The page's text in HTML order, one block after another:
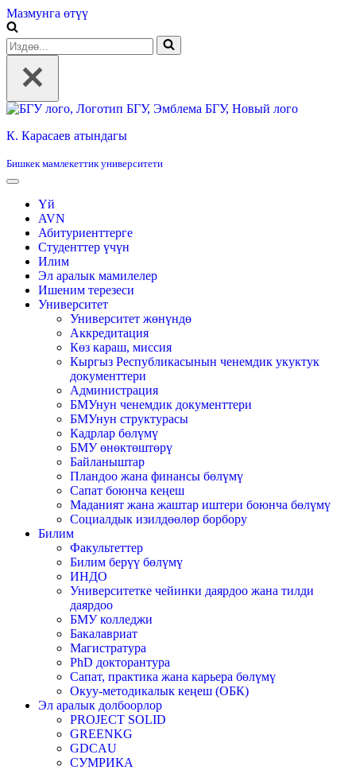
Мазмунга өтүү
Издөө...
К. Карасаев атындагы
Бишкек мамлекеттик университети
Үй
AVN
Абитуриенттерге
Студенттер үчүн
Илим
Эл аралык мамилелер
Ишеним терезеси
Университет
Университет жөнүндө
Аккредитация
Көз караш, миссия
Кыргыз Республикасынын ченемдик укуктук
документтери
Администрация
БМУнун ченемдик документтери
БМУнун структурасы
Кадрлар бөлүмү
БМУ өнөктөштөрү
Байланыштар
Пландоо жана финансы бөлүмү
Сапат боюнча кеңеш
Маданият жана жаштар иштери боюнча бөлүмү
Социалдык изилдөөлөр борбору
Билим
Факультеттер
Билим берүү бөлүмү
ИНДО
Университетке чейинки даярдоо жана тилди
даярдоо
БМУ колледжи
Бакалавриат
Магистратура
PhD докторантура
Сапат, практика жана карьера бөлүмү
Окуу-методикалык кеңеш (ОБК)
Эл аралык долбоорлор
PROJECT SOLID
GREENKG
GDCAU
СУМРИКА